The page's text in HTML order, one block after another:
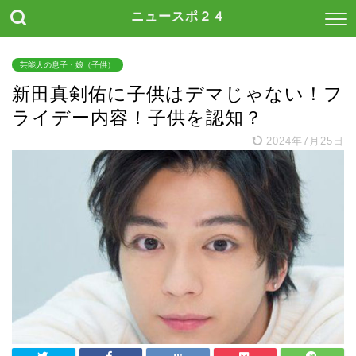
ニュースポ２４
芸能人の息子・娘（子供）
新田真剣佑に子供はデマじゃない！フ
ライデー内容！子供を認知？
2024年7月25日